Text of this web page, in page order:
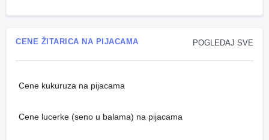
POGLEDAJ SVE
CENE ŽITARICA NA PIJACAMA
Cene kukuruza na pijacama
Cene lucerke (seno u balama) na pijacama